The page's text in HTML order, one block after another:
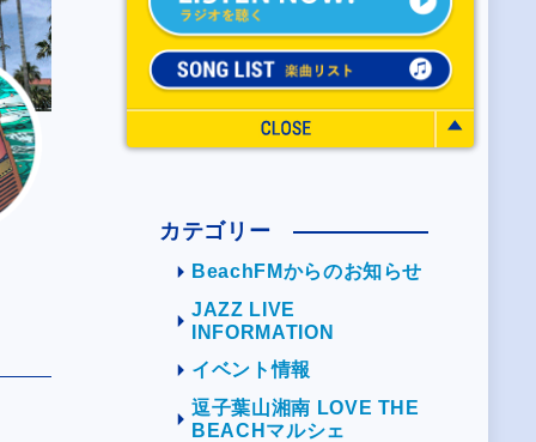
カテゴリー
BeachFMからのお知らせ
JAZZ LIVE
INFORMATION
イベント情報
逗子葉山湘南 LOVE THE
BEACHマルシェ